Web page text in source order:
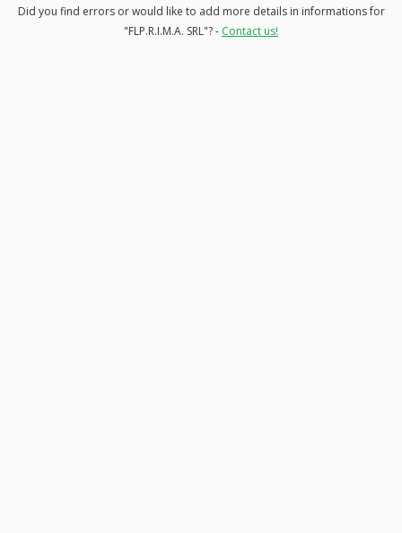
Did you find errors or would like to add more details in informations for
"FLP.R.I.M.A. SRL"? - Contact us!